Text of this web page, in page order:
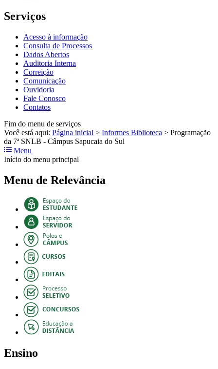
Serviços
Acesso à informação
Consulta de Processos
Dados Abertos
Auditoria Interna
Correição
Comunicação
Ouvidoria
Fale Conosco
Contatos
Fim do menu de serviços
Você está aqui: Página inicial > Informes Biblioteca > Programação
da 7ª SNLB - Câmpus Sapucaia do Sul
Menu
Início do menu principal
Menu de Relevância
Ensino